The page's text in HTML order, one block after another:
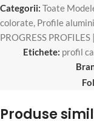
Categorii: Toate
colorate, Profile
PROGRESS
Etichete: profil
Produse